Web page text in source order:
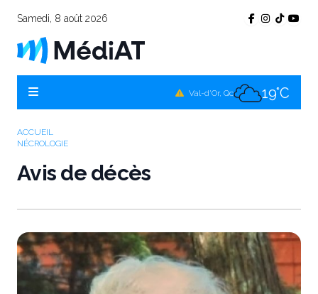
Samedi, 8 août 2026
Val-d'Or, Qc 19°C
ACCUEIL
NÉCROLOGIE
Avis de décès